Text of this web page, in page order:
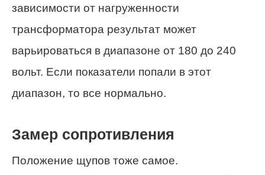
зависимости от нагруженности
трансформатора результат может
варьироваться в диапазоне от 180 до 240
вольт. Если показатели попали в этот
диапазон, то все нормально.
Замер сопротивления
Положение щупов тоже самое.